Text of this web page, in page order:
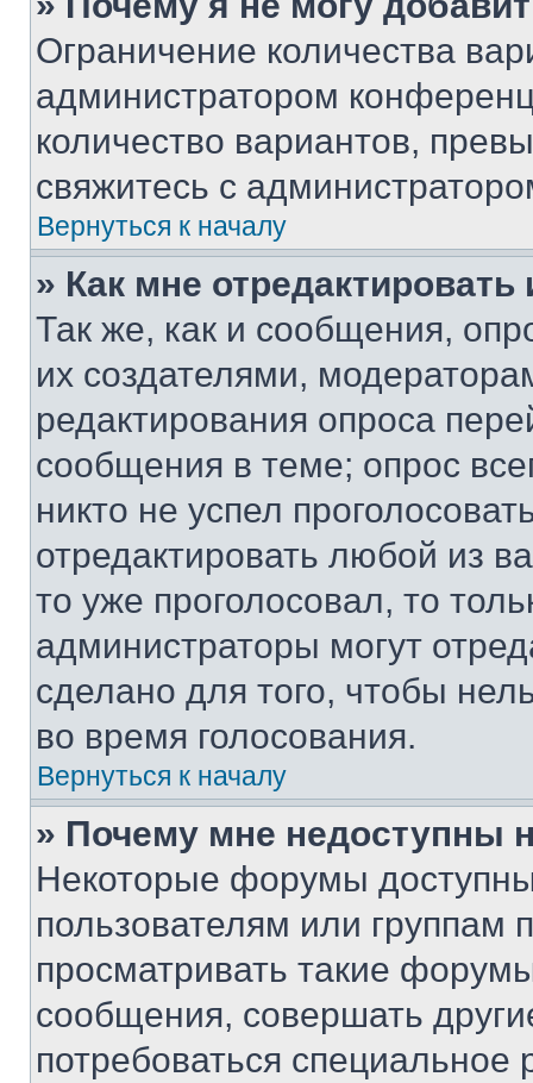
Ограничение количества
администратором
количество вариантов,
свяжитесь с
Вернуться к началу
» Как мне
Так же, как и сообщения,
их создателями,
редактирования опроса
сообщения в теме; опрос
никто не успел
отредактировать любой из
то уже проголосовал, то
администраторы могут
сделано для того, чтобы
во время голосования.
Вернуться к началу
» Почему мне недоступны
Некоторые форумы
пользователям или группам
просматривать такие
сообщения, совершать
потребоваться